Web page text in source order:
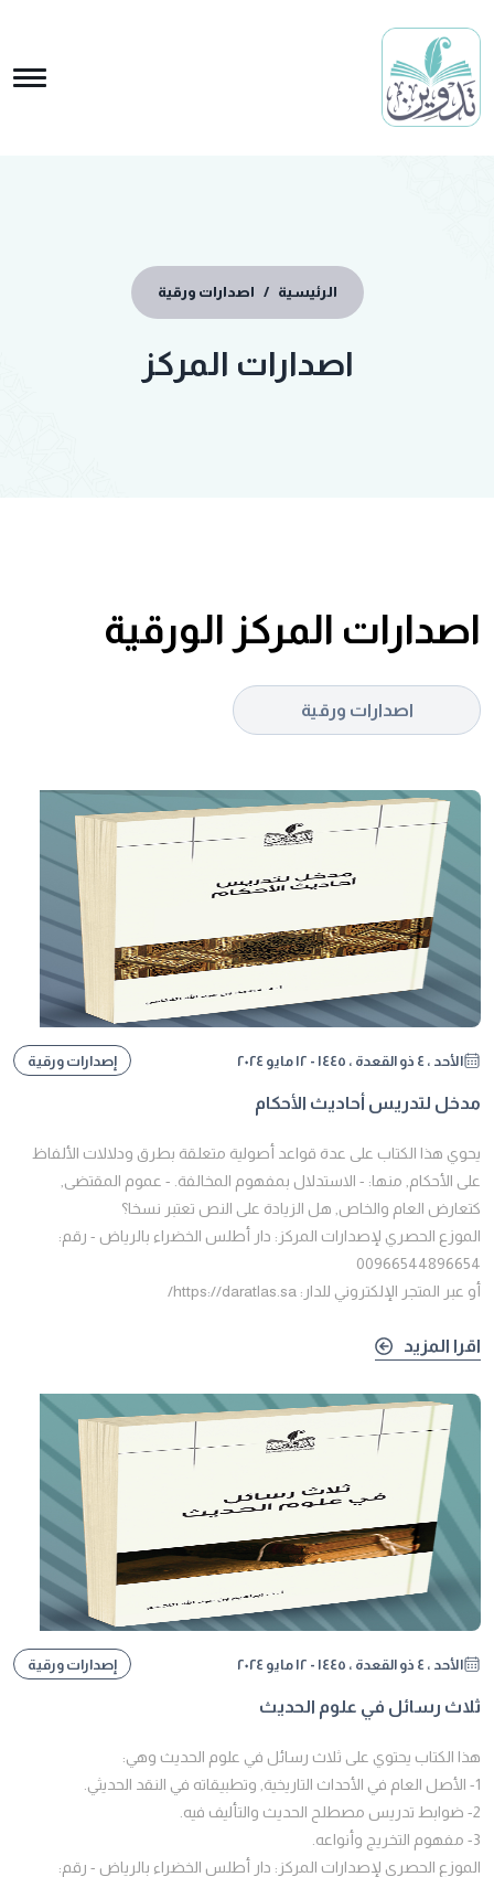
الرئيسية / اصدارات ورقية
اصدارات المركز
اصدارات المركز الورقية
اصدارات ورقية
الأحد ، ٤ ذو القعدة ، ١٤٤٥ - ١٢ مايو ٢٠٢٤ إصدارات ورقية
مدخل لتدريس أحاديث الأحكام
يحوي هذا الكتاب على عدة قواعد أصولية متعلقة بطرق ودلالات الألفاظ
على الأحكام, منها: - الاستدلال بمفهوم المخالفة. - عموم المقتضى,
كتعارض العام والخاص, هل الزيادة على النص تعتبر نسخا؟
الموزع الحصري لإصدارات المركز: دار أطلس الخضراء بالرياض - رقم:
00966544896654
أو عبر المتجر الإلكتروني للدار: https://daratlas.sa/
اقرا المزيد
الأحد ، ٤ ذو القعدة ، ١٤٤٥ - ١٢ مايو ٢٠٢٤ إصدارات ورقية
ثلاث رسائل في علوم الحديث
هذا الكتاب يحتوي على ثلاث رسائل في علوم الحديث وهي:
1- الأصل العام في الأحداث التاريخية, وتطبيقاته في النقد الحديثي.
2- ضوابط تدريس مصطلح الحديث والتأليف فيه.
3- مفهوم التخريج وأنواعه.
الموزع الحصري لإصدارات المركز: دار أطلس الخضراء بالرياض - رقم: